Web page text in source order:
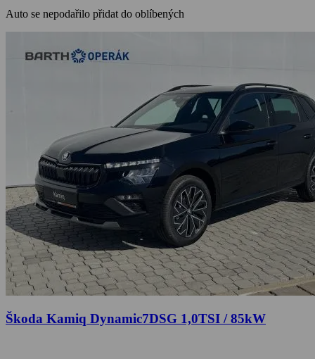
Auto se nepodařilo přidat do oblíbených
Škoda Kamiq Dynamic7DSG 1,0TSI / 85kW